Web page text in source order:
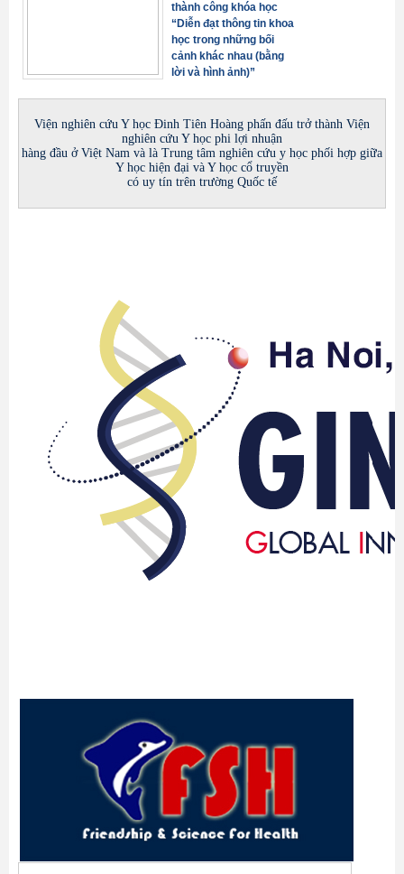
thành công khóa học
“Diễn đạt thông tin khoa
học trong những bối
cảnh khác nhau (bằng
lời và hình ảnh)”
Viện nghiên cứu Y học Đinh Tiên Hoàng phấn đấu trở thành Viện
nghiên cứu Y học phi lợi nhuận
hàng đầu ở Việt Nam và là Trung tâm nghiên cứu y học phối hợp giữa
Y học hiện đại và Y học cổ truyền
có uy tín trên trường Quốc tế